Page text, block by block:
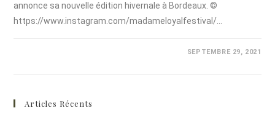
annonce sa nouvelle édition hivernale à Bordeaux. ©
https://www.instagram.com/madameloyalfestival/…
SEPTEMBRE 29, 2021
Articles Récents